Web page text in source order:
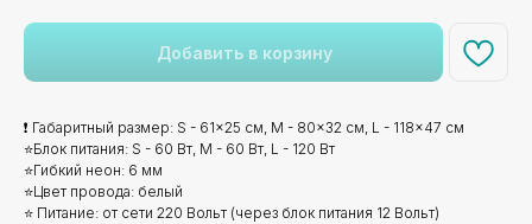
Добавить в корзину
❗ Габаритный размер: S - 61x25 см, M - 80x32 см, L - 118x47 см
⭐Блок питания: S - 60 Вт, M - 60 Вт, L - 120 Вт
⭐Гибкий неон: 6 мм
⭐Цвет провода: белый
⭐ Питание: от сети 220 Вольт (через блок питания 12 Вольт)